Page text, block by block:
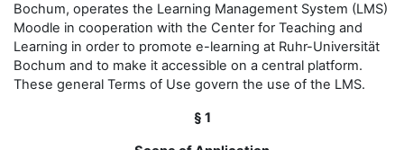
Bochum, operates the Learning Management System (LMS)
Moodle in cooperation with the Center for Teaching and
Learning in order to promote e-learning at Ruhr-Universität
Bochum and to make it accessible on a central platform.
These general Terms of Use govern the use of the LMS.
§ 1